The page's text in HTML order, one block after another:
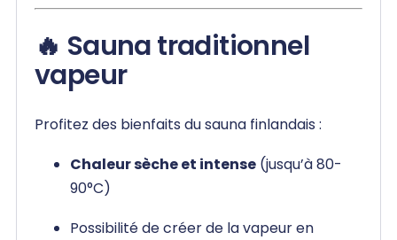
🔥 Sauna traditionnel
vapeur
Profitez des bienfaits du sauna finlandais :
Chaleur sèche et intense (jusqu’à 80-
90°C)
Possibilité de créer de la vapeur en